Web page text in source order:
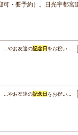
可・要予約）。日光宇都宮
…やお友達の記念日 をお祝い…
…やお友達の記念日 をお祝い…